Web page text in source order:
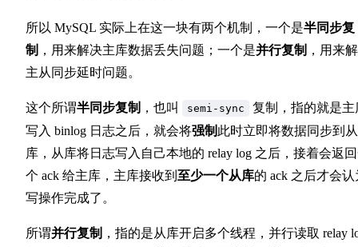
所以 MySQL 实际上在这一块有两个机制，一个是半同步复
制 ，用来解决主库数据丢失问题；一个是并行复制 ，用来
主从同步延时问题。
这个所谓半同步复制 ，也叫 semi-sync
复制，指的就是主
写入 binlog 日志之后，就会将强制 此时立即将数据同步到从
库，从库将日志写入自己本地的 relay log 之后，接着会返
个 ack 给主库，主库接收到 至少一个从库的 ack 之后才会认
写操作完成了。
所谓并行复制 ，指的是从库开启多个线程，并行读取 relay